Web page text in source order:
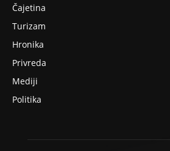
Čajetina
Turizam
Hronika
Privreda
Mediji
Politika